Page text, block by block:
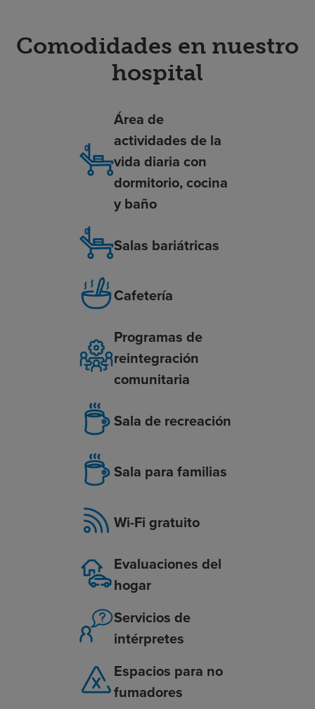
Comodidades en nuestro
hospital
Área de
actividades de la
vida diaria con
dormitorio, cocina
y baño
Salas bariátricas
Cafetería
Programas de
reintegración
comunitaria
Sala de recreación
Sala para familias
Wi-Fi gratuito
Evaluaciones del
hogar
Servicios de
intérpretes
Espacios para no
fumadores